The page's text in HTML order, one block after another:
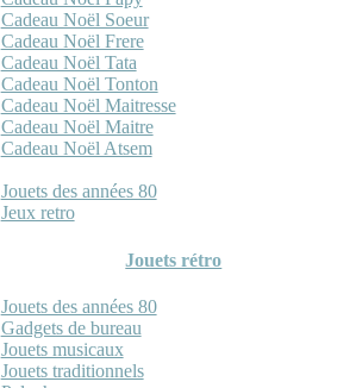
Cadeau Noël Soeur
Cadeau Noël Frere
Cadeau Noël Tata
Cadeau Noël Tonton
Cadeau Noël Maitresse
Cadeau Noël Maitre
Cadeau Noël Atsem
Jouets des années 80
Jeux retro
Jouets rétro
Jouets des années 80
Gadgets de bureau
Jouets musicaux
Jouets traditionnels